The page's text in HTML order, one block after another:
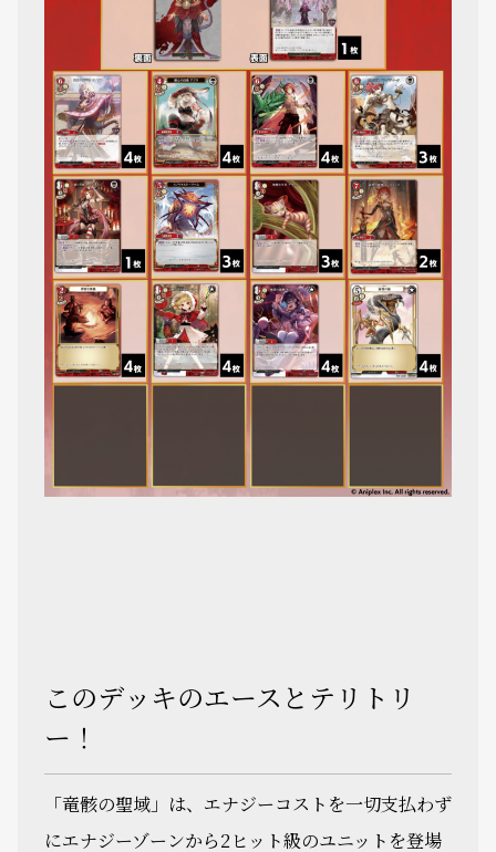
このデッキのエースとテリトリ
ー！
「竜骸の聖域」は、エナジーコストを一切支払わず
にエナジーゾーンから2ヒット級のユニットを登場